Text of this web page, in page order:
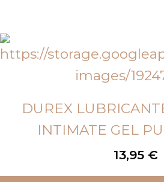
DUREX
INTIMATE GEL
13,95 €